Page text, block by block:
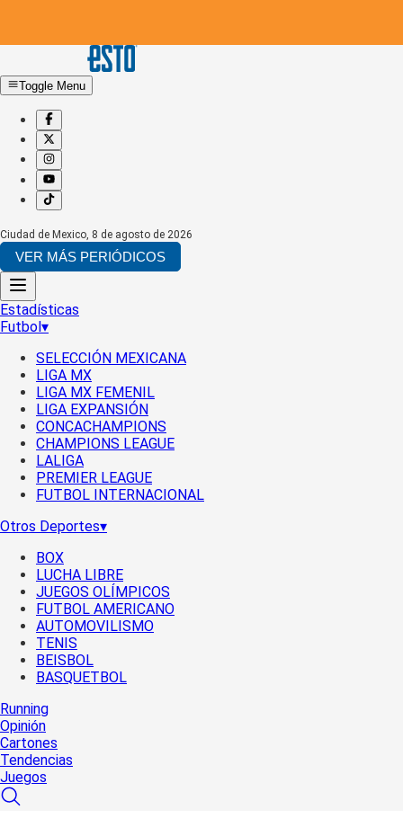
Toggle Menu
Ciudad de Mexico, 8 de agosto de 2026
VER MÁS PERIÓDICOS
Estadísticas
Futbol▾
SELECCIÓN MEXICANA
LIGA MX
LIGA MX FEMENIL
LIGA EXPANSIÓN
CONCACHAMPIONS
CHAMPIONS LEAGUE
LALIGA
PREMIER LEAGUE
FUTBOL INTERNACIONAL
Otros Deportes▾
BOX
LUCHA LIBRE
JUEGOS OLÍMPICOS
FUTBOL AMERICANO
AUTOMOVILISMO
TENIS
BEISBOL
BASQUETBOL
Running
Opinión
Cartones
Tendencias
Juegos